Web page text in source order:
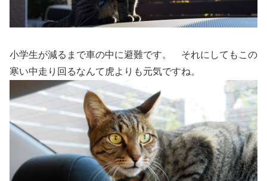
小学生が減るまで車の中に避難です。 それにしてもこの
寒い中走り回るなんて虎よりも元気ですね。